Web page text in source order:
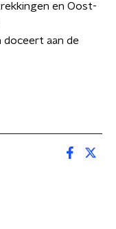
en Oost-
doceert aan de